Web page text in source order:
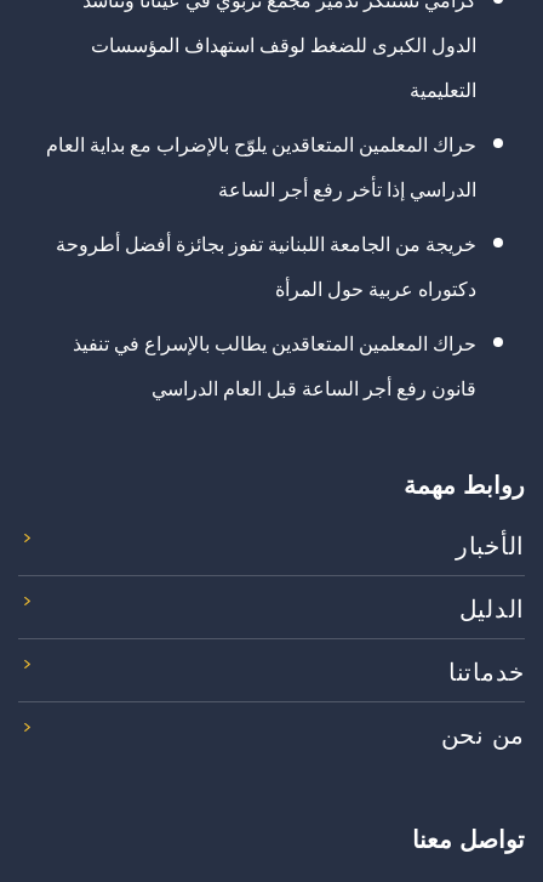
الدول الكبرى للضغط لوقف استهداف المؤسسات
التعليمية
حراك المعلمين المتعاقدين يلوّح بالإضراب مع بداية العام
الدراسي إذا تأخر رفع أجر الساعة
خريجة من الجامعة اللبنانية تفوز بجائزة أفضل أطروحة
دكتوراه عربية حول المرأة
حراك المعلمين المتعاقدين يطالب بالإسراع في تنفيذ
قانون رفع أجر الساعة قبل العام الدراسي
روابط مهمة
الأخبار
الدليل
خدماتنا
من نحن
تواصل معنا